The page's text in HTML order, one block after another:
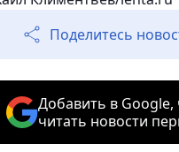
Поделитесь
Добавить в
читать новости